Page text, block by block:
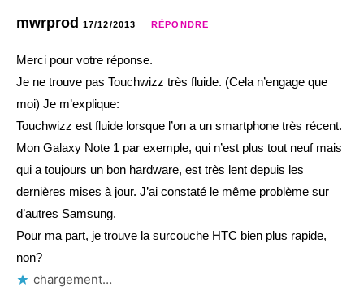
mwrprod 17/12/2013 RÉPONDRE
Merci pour votre réponse.
Je ne trouve pas Touchwizz très fluide. (Cela n’engage que
moi) Je m’explique:
Touchwizz est fluide lorsque l’on a un smartphone très récent.
Mon Galaxy Note 1 par exemple, qui n’est plus tout neuf mais
qui a toujours un bon hardware, est très lent depuis les
dernières mises à jour. J’ai constaté le même problème sur
d’autres Samsung.
Pour ma part, je trouve la surcouche HTC bien plus rapide,
non?
chargement…